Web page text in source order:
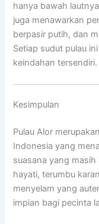
hanya bawah
juga menawarkan
berpasir putih, dan
Setiap sudut pulau
keindahan tersendiri.
Kesimpulan
Pulau Alor
Indonesia yang
suasana yang
hayati, terumbu
menyelam yang
impian bagi pecinta